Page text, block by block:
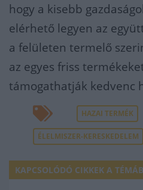
hogy a kisebb
elérhető legyen az
a felületen termelő
az egyes friss
támogathatják kedvenc
HAZAI TERMÉK
ÉLELMISZER-KERESKEDELEM
KAPCSOLÓDÓ CIKKEK A